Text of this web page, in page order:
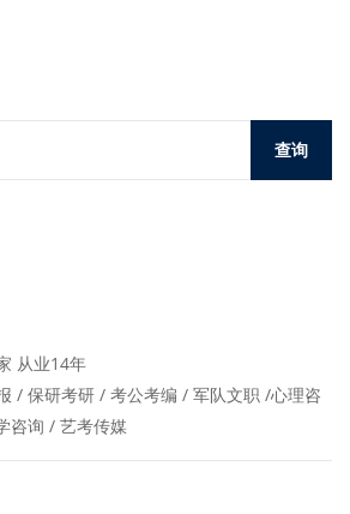
从业14年
/ 保研考研 / 考公考编 / 军队文职 /心理咨
咨询 / 艺考传媒